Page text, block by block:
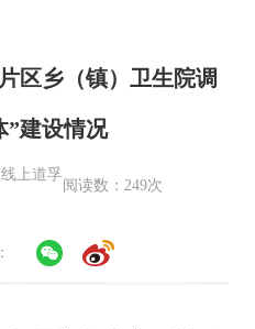
区乡（镇）卫生院调
”建设情况
线上道孚
阅读数： 249次